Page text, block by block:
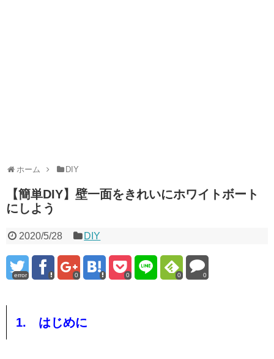
ホーム DIY
【簡単DIY】壁一面をきれいにホワイトボート
にしよう
2020/5/28 DIY
error 0 0 0 0
1. はじめに